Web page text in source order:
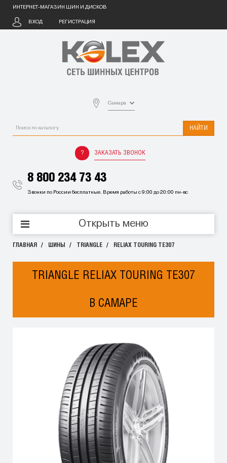
ИНТЕРНЕТ-МАГАЗИН ШИН И ДИСКОВ
ВХОД РЕГИСТРАЦИЯ
Самара
НАЙТИ
ЗАКАЗАТЬ ЗВОНОК
8 800 234 73 43
Звонки по России бесплатные. Время работы с 9:00 до 20:00 пн-вс
Открыть меню
ГЛАВНАЯ ШИНЫ TRIANGLE RELIAX TOURING TE307
TRIANGLE RELIAX TOURING TE307
В САМАРЕ